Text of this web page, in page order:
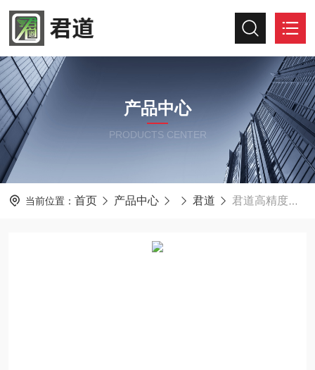
产品中心
PRODUCTS CENTER
当前位置： 首页 产品中心 君道 君道高精度油液污染度检测仪JD-1030B